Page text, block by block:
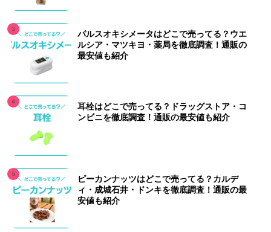
パルスオキシメータはどこで売ってる？ウエ
ルシア・マツキヨ・薬局を徹底調査！通販の
最安値も紹介
耳栓はどこで売ってる？ドラッグストア・コ
ンビニを徹底調査！通販の最安値も紹介
ピーカンナッツはどこで売ってる？カルデ
ィ・成城石井・ドンキを徹底調査！通販の最
安値も紹介